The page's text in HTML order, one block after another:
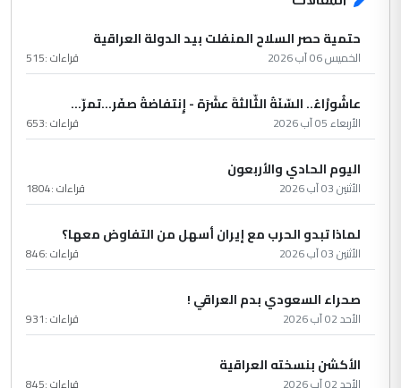
حتمية حصر السلاح المنفلت بيد الدولة العراقية
الخميس 06 آب 2026 قراءات :515
عاشُورْاءُ.. السّنَةُ الثّالثةَ عشَرَة - إِنتفاضةُ صفَر…تمرّ...
الأربعاء 05 آب 2026 قراءات :653
اليوم الحادي والأربعون
الأثنين 03 آب 2026 قراءات :1804
لماذا تبدو الحرب مع إيران أسهل من التفاوض معها؟
الأثنين 03 آب 2026 قراءات :846
صحراء السعودي بدم العراقي !
الأحد 02 آب 2026 قراءات :931
الأكشن بنسخته العراقية